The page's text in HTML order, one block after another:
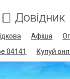
Довідник
Афіша
04141 Купуй